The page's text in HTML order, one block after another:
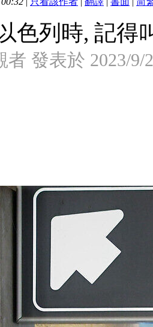
色列時, 記得
者 發表於 2023/9/